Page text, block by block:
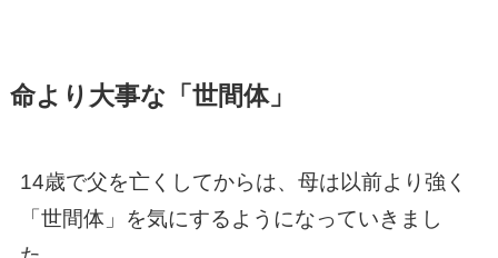
命より大事な「世間体」
14歳で父を亡くしてからは、母は以前より強く
「世間体」を気にするようになっていきまし